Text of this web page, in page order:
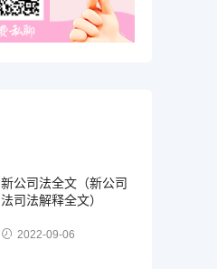
新公司法全文（新公司
法司法解释全文）
2022-09-06